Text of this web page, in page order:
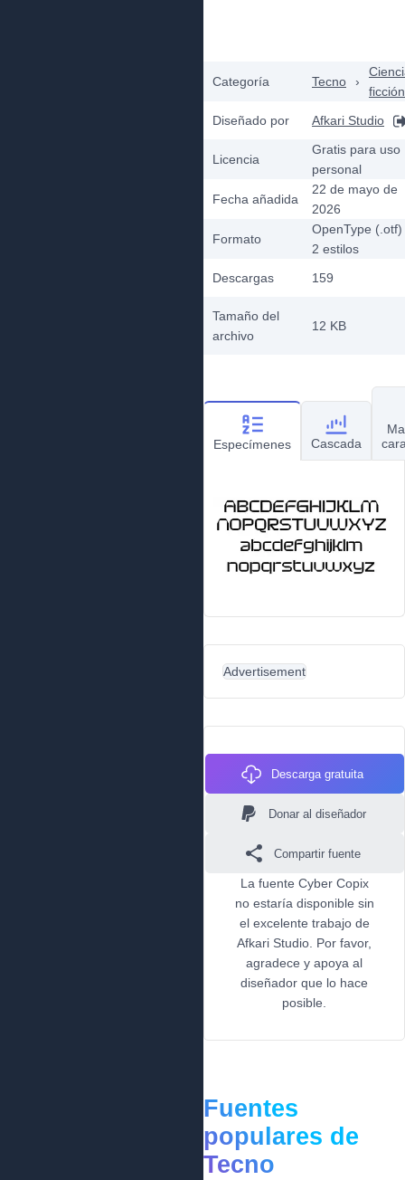
Categoría Tecno ›
ficción
Diseñado por
Afkari Studio
Licencia
Gratis para uso
personal
Fecha añadida
22 de mayo de
2026
Formato
OpenType (.otf)
2 estilos
Descargas
159
Tamaño del
archivo
12 KB
Especímenes Cascada
Advertisement
Descarga gratuita
Donar al diseñador
Compartir fuente
La fuente Cyber Copix
no estaría disponible sin
el excelente trabajo de
Afkari Studio. Por favor,
agradece y apoya al
diseñador que lo hace
posible.
Fuentes
populares de
Tecno